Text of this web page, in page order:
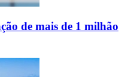
de mais de 1 milhão